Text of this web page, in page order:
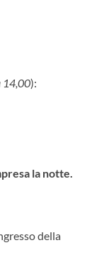
14,00):
la notte.
della